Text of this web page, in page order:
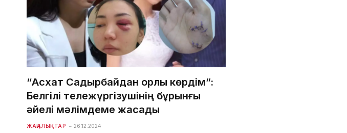
“Асхат Садырбайдан қорлық көрдім”:
Белгілі тележүргізушінің бұрынғы
әйелі мәлімдеме жасады
ЖАҢАЛЫҚТАР 26.12.2024